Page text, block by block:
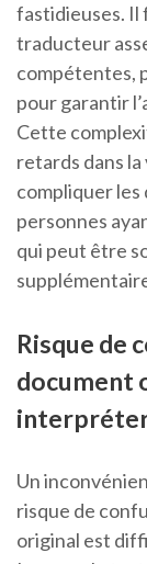
fastidieuses. Il
traducteur
compétentes,
pour garantir
Cette
retards dans
compliquer les
personnes
qui peut être
Risque de
document
interpréter
Un
risque de
original est